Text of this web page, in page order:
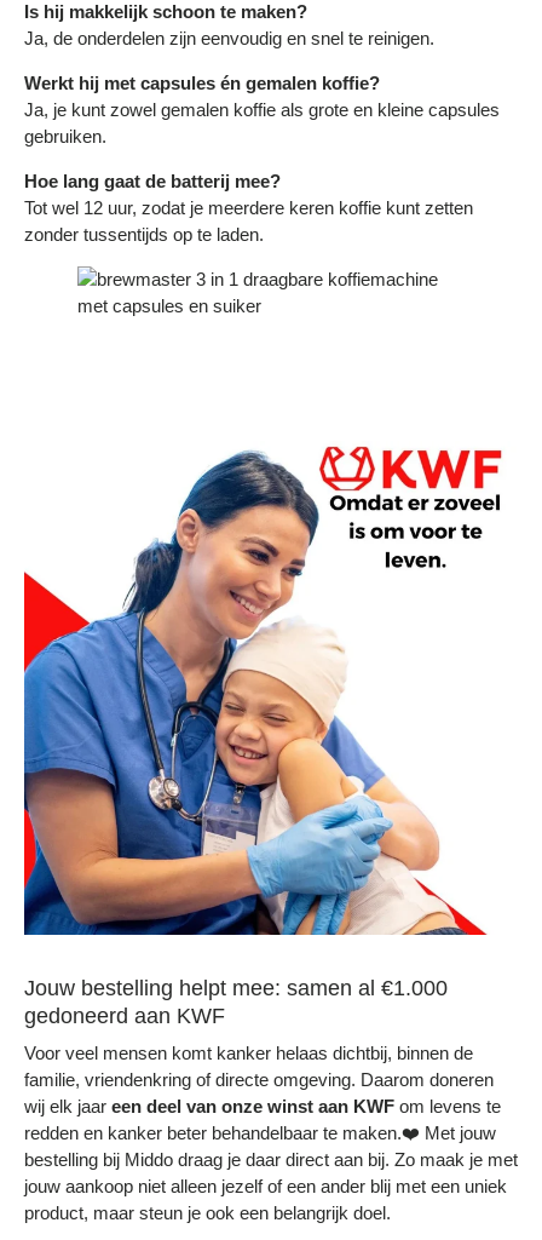
Is hij makkelijk schoon te maken?
Ja, de onderdelen zijn eenvoudig en snel te reinigen.
Werkt hij met capsules én gemalen koffie?
Ja, je kunt zowel gemalen koffie als grote en kleine capsules
gebruiken.
Hoe lang gaat de batterij mee?
Tot wel 12 uur, zodat je meerdere keren koffie kunt zetten
zonder tussentijds op te laden.
Jouw bestelling helpt mee: samen al €1.000
gedoneerd aan KWF
Voor veel mensen komt kanker helaas dichtbij, binnen de
familie, vriendenkring of directe omgeving. Daarom doneren
wij elk jaar een deel van onze winst aan KWF om levens te
redden en kanker beter behandelbaar te maken.❤️ Met jouw
bestelling bij Middo draag je daar direct aan bij. Zo maak je met
jouw aankoop niet alleen jezelf of een ander blij met een uniek
product, maar steun je ook een belangrijk doel.